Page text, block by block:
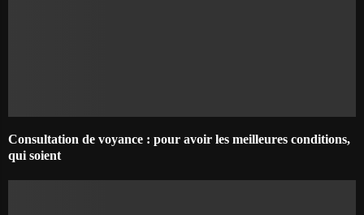
Consultation de voyance : pour avoir les meilleures conditions,
qui soient